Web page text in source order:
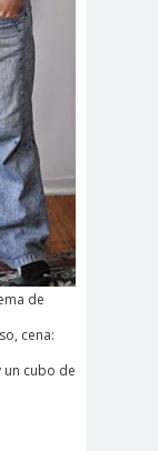
de
cena:
cubo de